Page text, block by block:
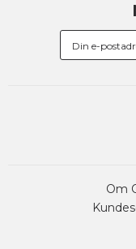
Om